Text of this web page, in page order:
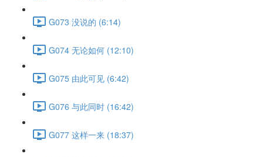
G073 没说的 (6:14)
G074 无论如何 (12:10)
G075 由此可见 (6:42)
G076 与此同时 (16:42)
G077 这样一来 (18:37)